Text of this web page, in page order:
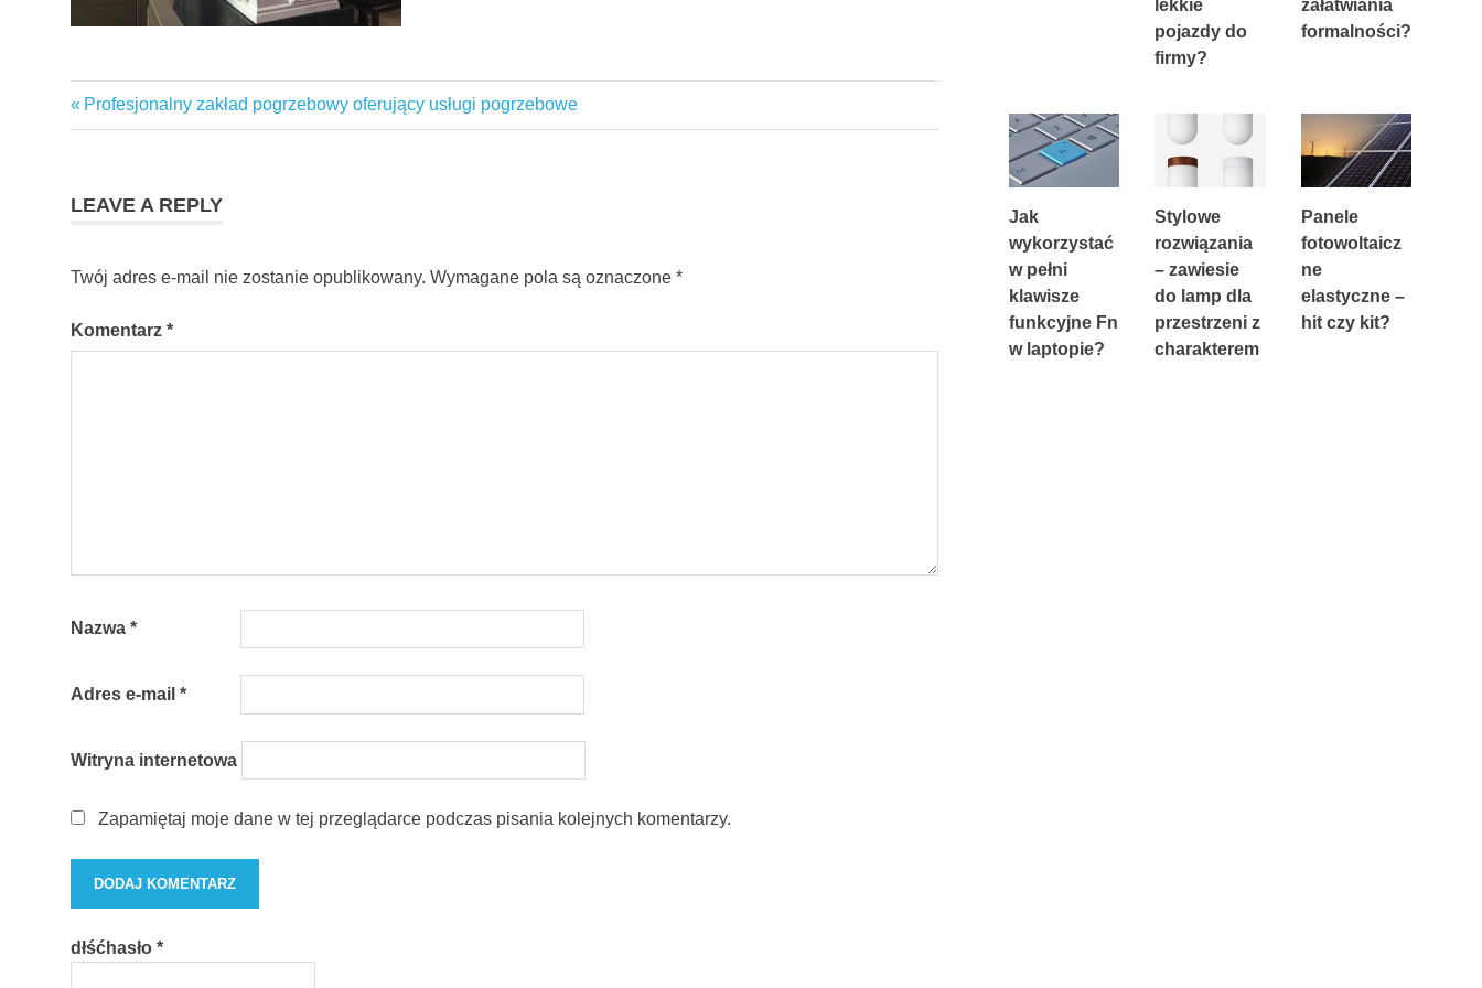
Nawigacja
Previous
Post:
Profesjonalny zakład pogrzebowy oferujący usługi pogrzebowe
LEAVE A REPLY
Twój adres e-mail nie zostanie opublikowany. Wymagane pola są oznaczone *
Komentarz *
Nazwa *
Adres e-mail *
Witryna internetowa
Zapamiętaj moje dane w tej przeglądarce podczas pisania kolejnych komentarzy.
dłśćhasło *
lekkie
pojazdy do
firmy?
załatwiania
formalności?
Jak
wykorzystać
w pełni
klawisze
funkcyjne Fn
w laptopie?
Stylowe
rozwiązania
– zawiesie
do lamp dla
przestrzeni z
charakterem
Panele
fotowoltaicz
ne
elastyczne –
hit czy kit?